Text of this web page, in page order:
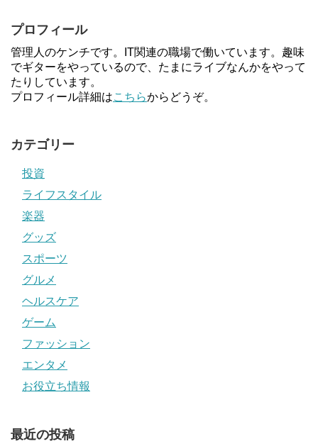
プロフィール
管理人のケンチです。IT関連の職場で働いています。趣味
でギターをやっているので、たまにライブなんかをやって
たりしています。
プロフィール詳細はこちらからどうぞ。
カテゴリー
投資
ライフスタイル
楽器
グッズ
スポーツ
グルメ
ヘルスケア
ゲーム
ファッション
エンタメ
お役立ち情報
最近の投稿